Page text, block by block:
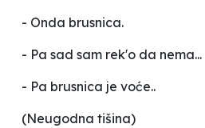
- Onda brusnica.
- Pa sad sam rek'o da nema...
- Pa brusnica je voće..
(Neugodna tišina)